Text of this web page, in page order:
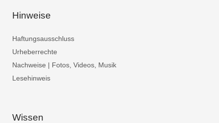
Hinweise
Haftungsausschluss
Urheberrechte
Nachweise | Fotos, Videos, Musik
Lesehinweis
Wissen